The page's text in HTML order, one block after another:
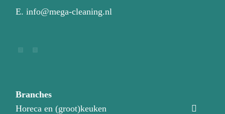
E.info@mega-cleaning.nl
Branches
Horeca en (groot)keuken